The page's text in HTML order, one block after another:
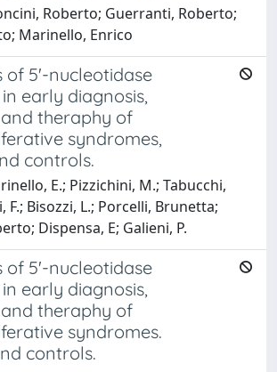
Roberto; Guerranti, Roberto;
Marinello, Enrico
of 5'-nucleotidase
early diagnosis,
theraphy of
syndromes,
controls.
E.; Pizzichini, M.; Tabucchi,
F.; Bisozzi, L.; Porcelli, Brunetta;
Dispensa, E; Galieni, P.
of 5'-nucleotidase
early diagnosis,
theraphy of
syndromes.
controls.